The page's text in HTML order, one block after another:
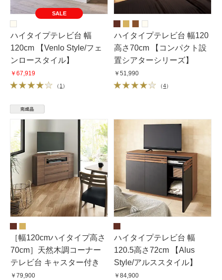
SALE
ハイタイプテレビ台 幅
120cm 【Venlo Style/フェ
ンロースタイル】
￥67,919
（ 1 ）
ハイタイプテレビ台 幅120
高さ70cm 【コンパクト設
置シアターシリーズ】
￥51,990
（4）
［幅120cmハイタイプ高さ
70cm］天然木調コーナー
テレビ台 キャスター付き
￥79,900
ハイタイプテレビ台 幅
120.5高さ72cm 【Alus
Style/アルススタイル】
￥84,900